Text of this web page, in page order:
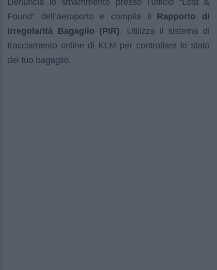
Found” dell’aeroporto e compila il Rapporto di
Irregolarità Bagaglio (PIR). Utilizza il sistema di
tracciamento online di KLM per controllare lo stato
del tuo bagaglio.